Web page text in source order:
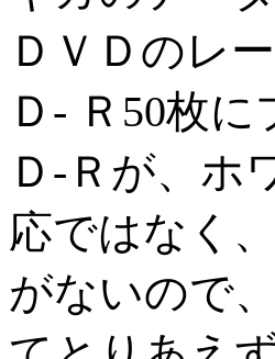
ＤＶＤのレ
Ｄ- Ｒ50枚
Ｄ-Ｒが、ホ
応ではなく
がないので